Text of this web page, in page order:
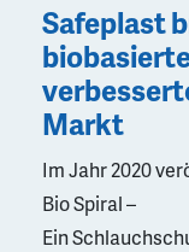
Safeplast
Markt
Im Jahr 2020
Bio Spiral –
Ein